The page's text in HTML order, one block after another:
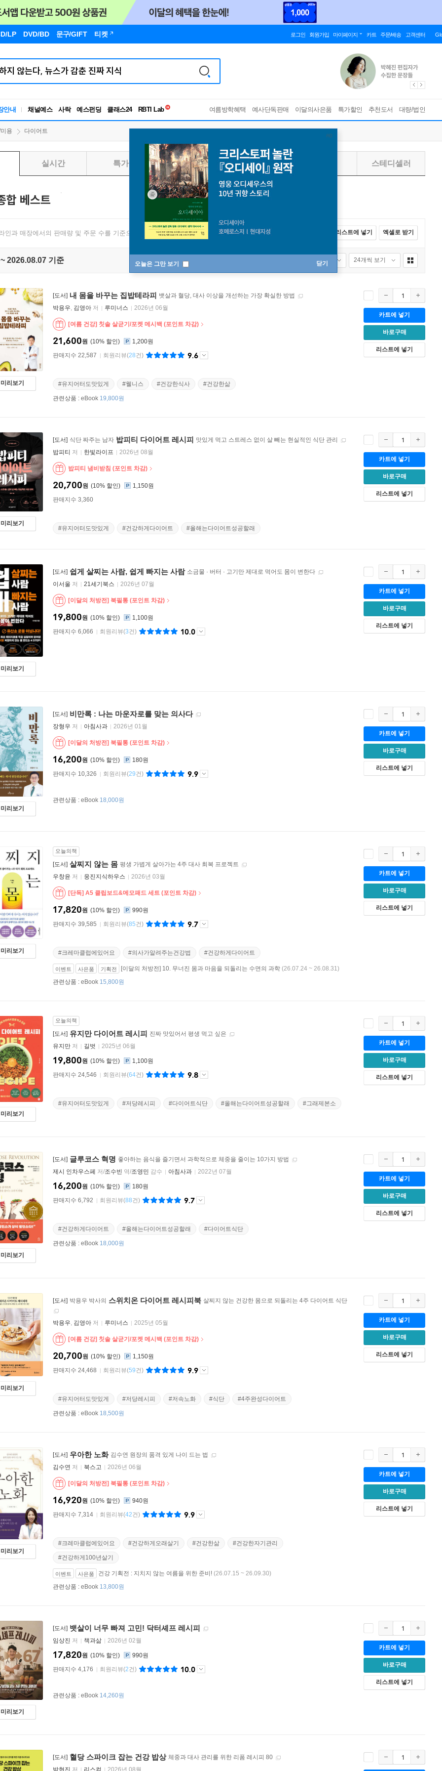
LP DVD/BD 문구/GIFT 티켓 로그인 회원가입 마이페이지 카트 주문/배송 고객센터
안내 채널예스 사락 예스펀딩 클래스24
RBTI Lab
여름방학혜택 예사단독판매 이달의사은품 특가할인 추천도서 대량/법인
오늘은 그만 보기 닫기
용 다이어트
실시간 특가 일별 주별 스테디셀러
합 베스트
인과 매장에서의 판매량 및 주문 수를 기준으로 매일 1회 집계됩니다. 전체선택 카트에 넣기 리스트에 넣기 엑셀로 받기
2026.08.07 기준 품절포함 24개씩 보기
미리보기
[도서] 내 몸을 바꾸는 집밥테라피 뱃살과 혈당, 대사 이상을 개선하는 가장 확실한 방법
박용우, 김영아 저 루미너스 2026년 06월
[여름 건강] 칫솔 살균기/포켓 메시백 (포인트 차감)
10%
21,600원
1,200원
판매지수 22,587
회원리뷰(28건) 9.6
#유지어터도맛있게 #웰니스 #건강한식사 #건강한삶
관련상품 : eBook 19,800원
카트에 넣기
바로구매
리스트에 넣기
미리보기
[도서] 식단 짜주는 남자 밥피티 다이어트 레시피 맛있게 먹고 스트레스 없이 살 빼는 현실적인 식단 관리
밥피티 저 한빛라이프 2026년 08월
밥피티 냄비받침 (포인트 차감)
10%
20,700원
1,150원
판매지수 3,360
#유지어터도맛있게 #건강하게다이어트 #올해는다이어트성공할래
카트에 넣기
바로구매
리스트에 넣기
미리보기
[도서] 쉽게 살찌는 사람, 쉽게 빠지는 사람 소금물 · 버터 · 고기만 제대로 먹어도 몸이 변한다
이서울 저 21세기북스 2026년 07월
[이달의 처방전] 북필통 (포인트 차감)
10%
19,800원
1,100원
판매지수 6,066
회원리뷰(3건) 10.0
카트에 넣기
바로구매
리스트에 넣기
미리보기
[도서] 비만록 : 나는 마운자로를 맞는 의사다
장형우 저 아침사과 2026년 01월
[이달의 처방전] 북필통 (포인트 차감)
10%
16,200원
180원
판매지수 10,326
회원리뷰(29건) 9.9
관련상품 : eBook 18,000원
카트에 넣기
바로구매
리스트에 넣기
미리보기
오늘의책
[도서] 살찌지 않는 몸 평생 가볍게 살아가는 4주 대사 회복 프로젝트
우창윤 저 웅진지식하우스 2026년 03월
[단독] A5 클립보드&메모패드 세트 (포인트 차감)
10%
17,820원
990원
판매지수 39,585
회원리뷰(85건) 9.7
#크레마클럽에있어요 #의사가알려주는건강법 #건강하게다이어트
이벤트 사은품 기획전 [이달의 처방전] 10. 무너진 몸과 마음을 되돌리는 수면의 과학 (26.07.24 ~ 26.08.31)
관련상품 : eBook 15,800원
카트에 넣기
바로구매
리스트에 넣기
미리보기
오늘의책
[도서] 유지만 다이어트 레시피 진짜 맛있어서 평생 먹고 싶은
유지만 저 길벗 2025년 06월
10%
19,800원
1,100원
판매지수 24,546
회원리뷰(64건) 9.8
#유지어터도맛있게 #저당레시피 #다이어트식단 #올해는다이어트성공할래 #그래제본소
카트에 넣기
바로구매
리스트에 넣기
미리보기
[도서] 글루코스 혁명 좋아하는 음식을 즐기면서 과학적으로 체중을 줄이는 10가지 방법
제시 인차우스페 저/조수빈 역/조영민 감수 아침사과 2022년 07월
10%
16,200원
180원
판매지수 6,792
회원리뷰(88건) 9.7
#건강하게다이어트 #올해는다이어트성공할래 #다이어트식단
관련상품 : eBook 18,000원
카트에 넣기
바로구매
리스트에 넣기
미리보기
[도서] 박용우 박사의 스위치온 다이어트 레시피북 살찌지 않는 건강한 몸으로 되돌리는 4주 다이어트 식단
박용우, 김영아 저 루미너스 2025년 05월
[여름 건강] 칫솔 살균기/포켓 메시백 (포인트 차감)
10%
20,700원
1,150원
판매지수 24,468
회원리뷰(59건) 9.9
#유지어터도맛있게 #저당레시피 #저속노화 #식단 #4주완성다이어트
관련상품 : eBook 18,500원
카트에 넣기
바로구매
리스트에 넣기
미리보기
[도서] 우아한 노화 김수연 원장의 품격 있게 나이 드는 법
김수연 저 북스고 2026년 06월
[이달의 처방전] 북필통 (포인트 차감)
10%
16,920원
940원
판매지수 7,314
회원리뷰(42건) 9.9
#크레마클럽에있어요 #건강하게오래살기 #건강한삶 #건강한자기관리
#건강하게100년살기
이벤트 사은품 건강 기획전 : 지치지 않는 여름을 위한 준비! (26.07.15 ~ 26.09.30)
관련상품 : eBook 13,800원
카트에 넣기
바로구매
리스트에 넣기
미리보기
[도서] 뱃살이 너무 빠져 고민! 닥터셰프 레시피
임상진 저 책과삶 2026년 02월
10%
17,820원
990원
판매지수 4,176
회원리뷰(2건) 10.0
관련상품 : eBook 14,260원
카트에 넣기
바로구매
리스트에 넣기
[도서] 혈당 스파이크 잡는 건강 밥상 체중과 대사 관리를 위한 리폼 레시피 80
박현진 저 리스컴 2026년 08월